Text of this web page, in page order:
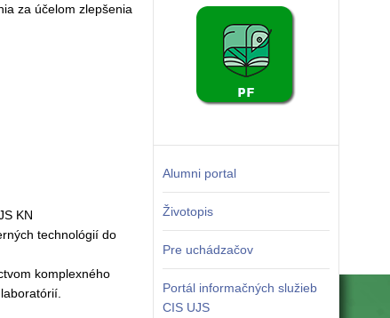
za účelom zlepšenia
KN
technológií do
komplexného
Alumni portal
Životopis
Pre uchádzačov
Portál informačných služieb
CIS UJS